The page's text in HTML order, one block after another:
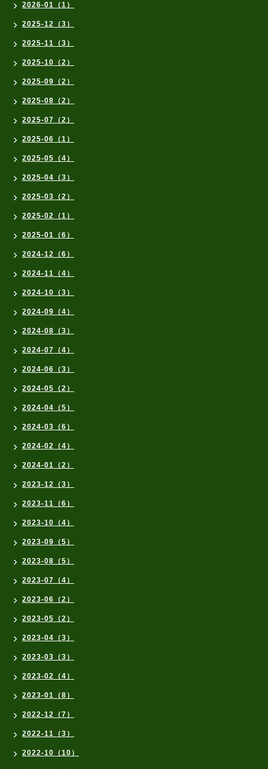
2026-01（1）
2025-12（3）
2025-11（3）
2025-10（2）
2025-09（2）
2025-08（2）
2025-07（2）
2025-06（1）
2025-05（4）
2025-04（3）
2025-03（2）
2025-02（1）
2025-01（6）
2024-12（6）
2024-11（4）
2024-10（3）
2024-09（4）
2024-08（3）
2024-07（4）
2024-06（3）
2024-05（2）
2024-04（5）
2024-03（6）
2024-02（4）
2024-01（2）
2023-12（3）
2023-11（6）
2023-10（4）
2023-09（5）
2023-08（5）
2023-07（4）
2023-06（2）
2023-05（2）
2023-04（3）
2023-03（3）
2023-02（4）
2023-01（8）
2022-12（7）
2022-11（3）
2022-10（10）